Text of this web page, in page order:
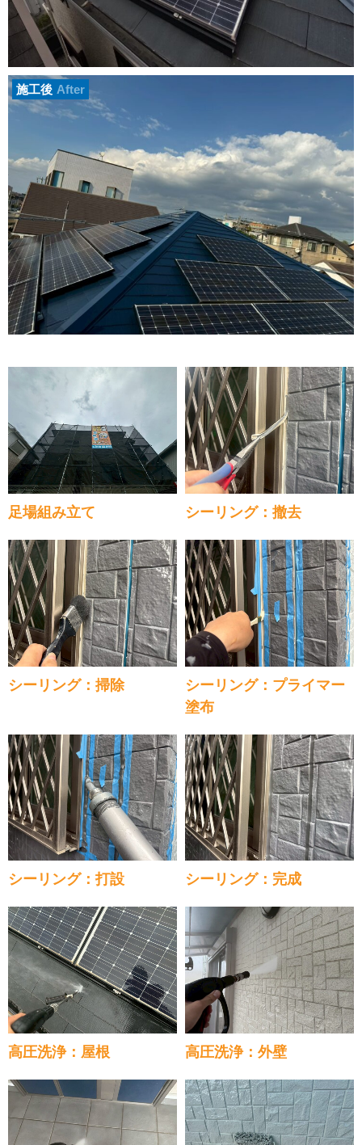
施工後 After
足場組み立て シーリング：撤去
シーリング：掃除
シーリング：プライマー
塗布
シーリング：打設 シーリング：完成
高圧洗浄：屋根 高圧洗浄：外壁